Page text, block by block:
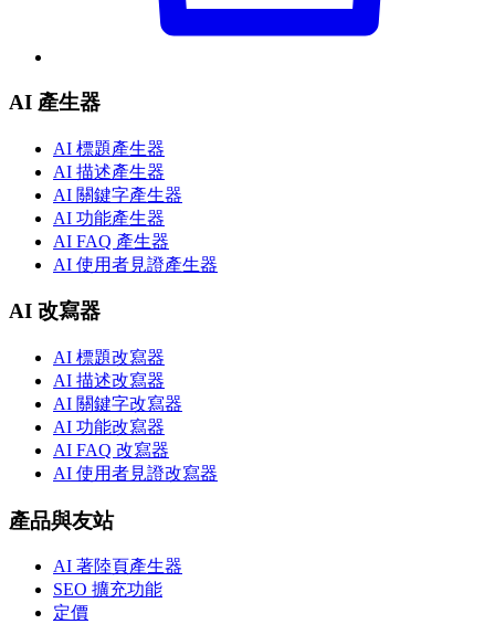
AI 產生器
AI 標題產生器
AI 描述產生器
AI 關鍵字產生器
AI 功能產生器
AI FAQ 產生器
AI 使用者見證產生器
AI 改寫器
AI 標題改寫器
AI 描述改寫器
AI 關鍵字改寫器
AI 功能改寫器
AI FAQ 改寫器
AI 使用者見證改寫器
產品與友站
AI 著陸頁產生器
SEO 擴充功能
定價